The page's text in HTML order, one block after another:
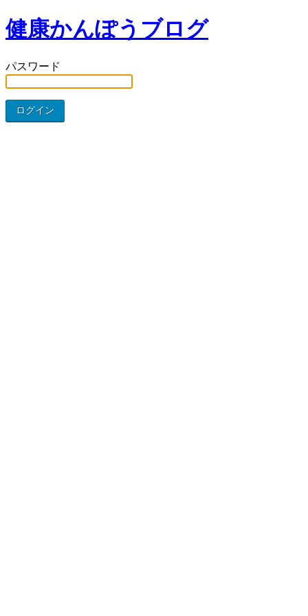
健康かんぽうブログ
パスワード